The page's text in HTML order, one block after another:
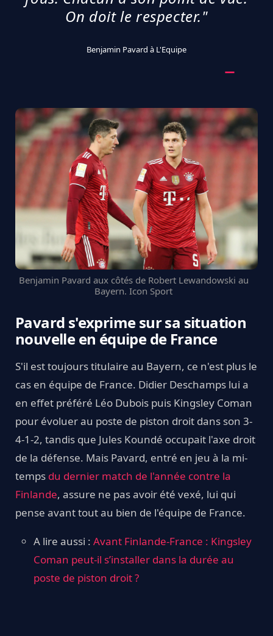
On doit le respecter."
Benjamin Pavard à L'Equipe
Benjamin Pavard aux côtés de Robert Lewandowski au
Bayern. Icon Sport
Pavard s'exprime sur sa situation
nouvelle en équipe de France
S'il est toujours titulaire au Bayern, ce n'est plus le
cas en équipe de France. Didier Deschamps lui a
en effet préféré Léo Dubois puis Kingsley Coman
pour évoluer au poste de piston droit dans son 3-
4-1-2, tandis que Jules Koundé occupait l'axe droit
de la défense. Mais Pavard, entré en jeu à la mi-
temps du dernier match de l'année contre la
Finlande, assure ne pas avoir été vexé, lui qui
pense avant tout au bien de l'équipe de France.
A lire aussi : Avant Finlande-France : Kingsley
Coman peut-il s’installer dans la durée au
poste de piston droit ?